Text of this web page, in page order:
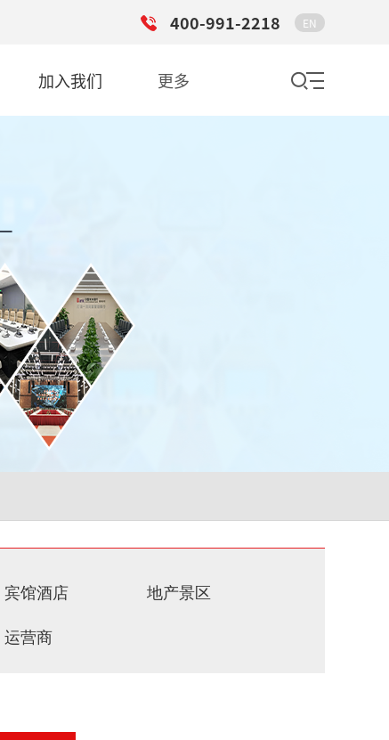
400-991-2218 EN
加入我们 更多
宾馆酒店 地产景区
运营商